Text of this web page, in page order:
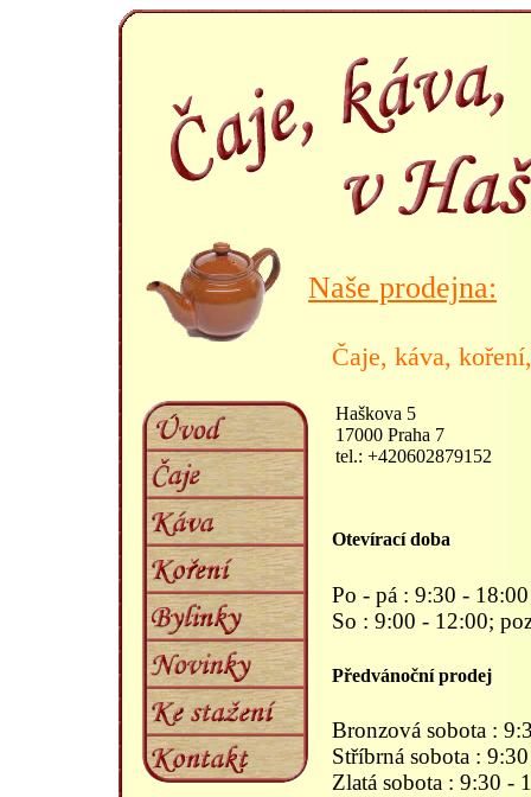
Naše prodejna:
Čaje, káva,
Haškova 5
17000 Praha 7
tel.: +420602879152
Otevírací doba
Po - pá : 9:30 - 18:00
So : 9:00 - 12:00;
Předvánoční prodej
Bronzová sobota :
Stříbrná sobota :
Zlatá sobota : 9:30 -